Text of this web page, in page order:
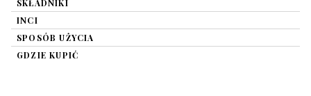
SKŁADNIKI
INCI
SPOSÓB UŻYCIA
GDZIE KUPIĆ